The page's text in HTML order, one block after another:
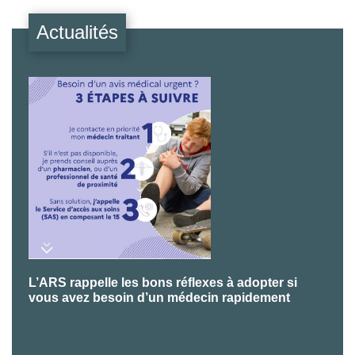
Actualités
L’ARS rappelle les bons réflexes à adopter si
vous avez besoin d’un médecin rapidement